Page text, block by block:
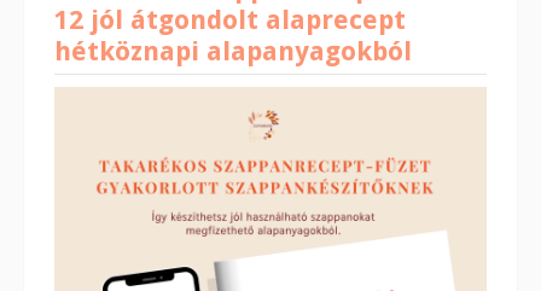
12 jól átgondolt alaprecept
hétköznapi alapanyagokból